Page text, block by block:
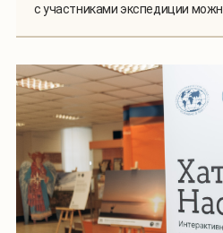
с участниками экспедиции